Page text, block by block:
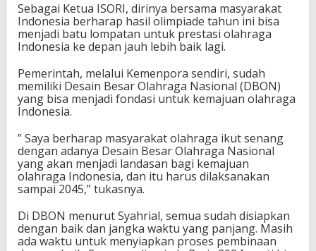
n
K
e
t
a
I
S
I
Sebagai Ketua ISORI, dirinya bersama masyarakat
Indonesia berharap hasil olimpiade tahun ini bisa
menjadi batu lompatan untuk prestasi olahraga
Indonesia ke depan jauh lebih baik lagi.
Pemerintah, melalui Kemenpora sendiri, sudah
memiliki Desain Besar Olahraga Nasional (DBON)
yang bisa menjadi fondasi untuk kemajuan olahraga
Indonesia.
” Saya berharap masyarakat olahraga ikut senang
dengan adanya Desain Besar Olahraga Nasional
yang akan menjadi landasan bagi kemajuan
olahraga Indonesia, dan itu harus dilaksanakan
sampai 2045,” tukasnya.
Di DBON menurut Syahrial, semua sudah disiapkan
dengan baik dan jangka waktu yang panjang. Masih
ada waktu untuk menyiapkan proses pembinaan